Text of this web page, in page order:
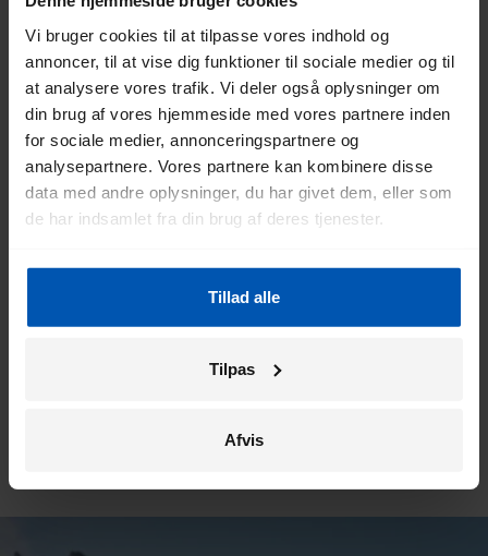
Vi bruger cookies til at tilpasse vores indhold og
annoncer, til at vise dig funktioner til sociale medier og til
at analysere vores trafik. Vi deler også oplysninger om
din brug af vores hjemmeside med vores partnere inden
for sociale medier, annonceringspartnere og
analysepartnere. Vores partnere kan kombinere disse
data med andre oplysninger, du har givet dem, eller som
de har indsamlet fra din brug af deres tjenester.
Tillad alle
Tilpas
Afvis
Hastighed: En elcykel kan køre op til 25 km/t, mens
speed pedelecs kan køre op til 45 km/t.
Regler: En elcykel betragtes som en almindelig cykel,
hvilket betyder, at de samme regler gælder. Speed
skal bære hjelm, have en nummerplade og være
forsikret. Du må også kun køre på en speed pedelec på
vejen og ikke på cykelstien.
: En elcykel bruges primært til rekreative
formål, pendling og indkøb. En speed pedelec bruges